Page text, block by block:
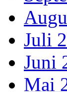
Juli
Juni
Mai